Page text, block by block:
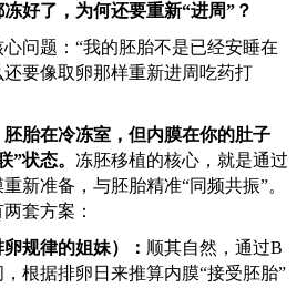
好了，为何还要重新“进周”？
问题： “我的胚胎不是已经安睡在
要像取卵那样重新进周吃药打
胚胎在冷冻室，但内膜在你的肚子
”状态。 冻胚移植的核心，就是通过
新准备，与胚胎精准“同频共振”。
套方案：
规律的姐妹）： 顺其自然，通过B
根据排卵日来推算内膜“接受胚胎”